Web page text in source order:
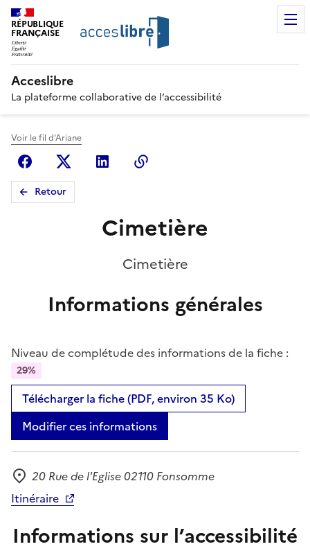
RÉPUBLIQUE
FRANÇAISE
Acceslibre
La plateforme collaborative de l’accessibilité
Voir le fil d'Ariane
FacebookX (anciennement Twitter)
Linkedin
Retour
Cimetière
Cimetière
Informations générales
Niveau de complétude des informations de la fiche :
29%
Télécharger la fiche (PDF, environ 35 Ko)
Modifier ces informations
Adresse
20 Rue de l'Eglise 02110 Fonsomme
Itinéraire
Informations sur l’accessibilité